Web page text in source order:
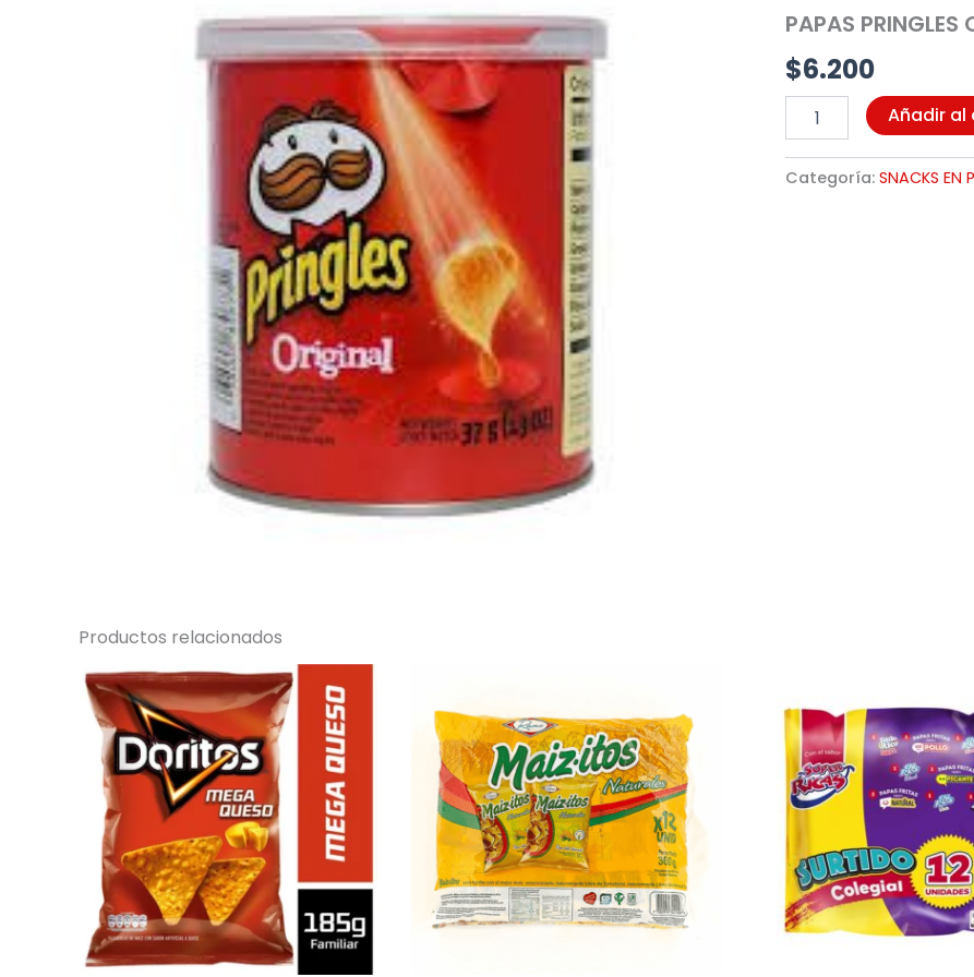
PAPAS
$6.200
(1989)
cantidad
Añadir al
Categoría: SNACKS EN
Productos relacionados